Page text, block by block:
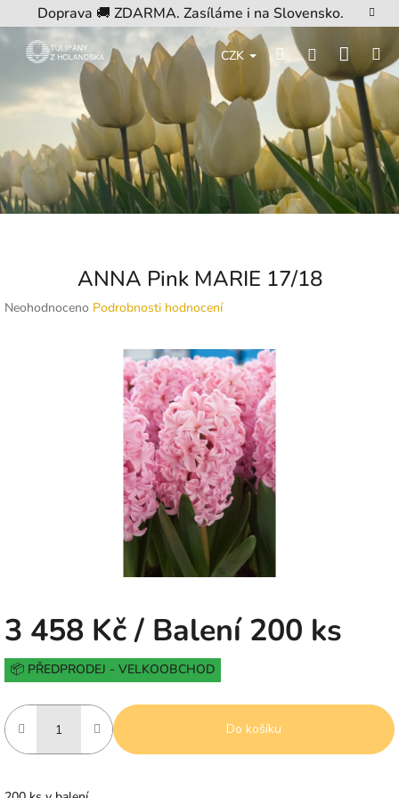
na
obsah
Doprava 🚚 ZDARMA. Zasíláme i na Slovensko.
CZK HledatPřihlášení
košík
ANNA Pink MARIE 17/18
Průměrné
Neohodnoceno Podrobnosti hodnocení
3 458 Kč/ Balení 200 ks
Měrná
cena:
📦 PŘEDPRODEJ - VELKOOBCHOD
Do košíku